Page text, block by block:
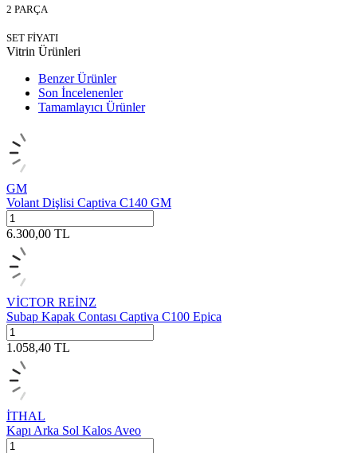
2 PARÇA
SET FİYATI
Vitrin Ürünleri
Benzer Ürünler
Son İncelenenler
Tamamlayıcı Ürünler
GM
Volant Dişlisi Captiva C140 GM
6.300,00 TL
VİCTOR REİNZ
Subap Kapak Contası Captiva C100 Epica
1.058,40 TL
İTHAL
Kapı Arka Sol Kalos Aveo